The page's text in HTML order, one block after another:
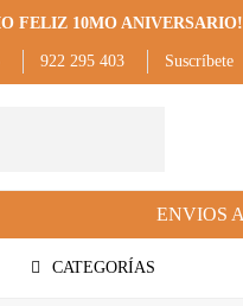
FELIZ 10MO ANIVERSARIO!
922 295 403 Suscríbete
CATEGORÍAS